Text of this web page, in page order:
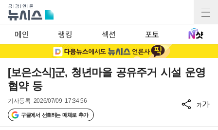
메인 랭킹 섹션 포토
[보은소식]군, 청년마을 공유주거 시설 운영
협약 등
기사등록 2026/07/09 17:34:56
구글에서 선호하는 매체로 추가
가가